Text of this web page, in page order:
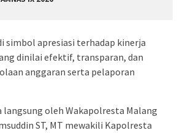
simbol apresiasi terhadap kinerja
dinilai efektif, transparan, dan
anggaran serta pelaporan
oleh Wakapolresta Malang
ST, MT mewakili Kapolresta